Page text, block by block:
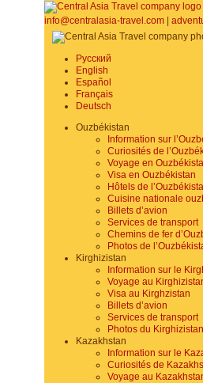
info@centralasia-travel.com
Русский
English
Español
Français
Deutsch
Ouzbékistan
Information sur
Curiosités de
Voyage en
Visa en Ouzbékistan
Hôtels de
Cuisine nationale
Billets d’avion
Services de transport
Chemins de fer
Photos de
Kirghizistan
Information sur le
Voyage au
Visa au Kirghzistan
Billets d’avion
Services de transport
Photos du Kirghizistan
Kazakhstan
Information sur le
Curiosités de
Voyage au